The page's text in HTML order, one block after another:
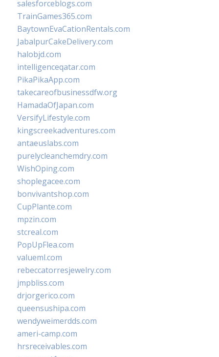
salesforceblogs.com
TrainGames365.com
BaytownEvaCationRentals.com
JabalpurCakeDelivery.com
halobjd.com
intelligenceqatar.com
PikaPikaApp.com
takecareofbusinessdfw.org
HamadaOfJapan.com
VersifyLifestyle.com
kingscreekadventures.com
antaeuslabs.com
purelycleanchemdry.com
WishOping.com
shoplegacee.com
bonvivantshop.com
CupPlante.com
mpzin.com
stcreal.com
PopUpFlea.com
valueml.com
rebeccatorresjewelry.com
jmpbliss.com
drjorgerico.com
queensushipa.com
wendyweimerdds.com
ameri-camp.com
hrsreceivables.com